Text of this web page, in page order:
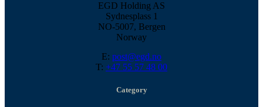
EGD Holding AS
Sydnesplass 1
NO-5007, Bergen
Norway
E: post@egd.no
T: +47 55 57 48 00
Category